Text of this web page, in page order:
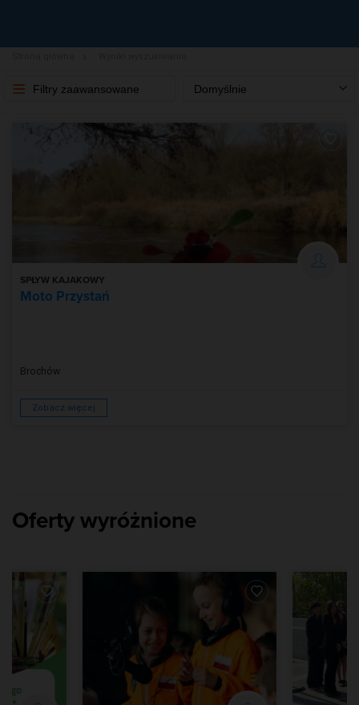
Filtry zaawansowane Domyślnie
SPŁYW KAJAKOWY
Moto Przystań
Brochów
Zobacz więcej
Oferty wyróżnione